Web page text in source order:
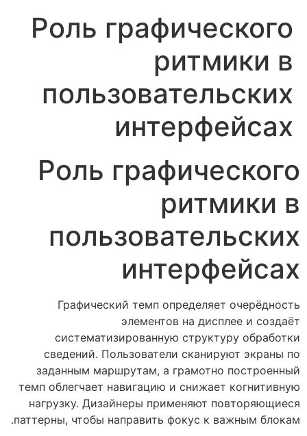
Роль графического
ритмики в
пользовательских
интерфейсах
Роль графического
ритмики в
пользовательских
интерфейсах
Графический темп определяет очерёдность
элементов на дисплее и создаёт
систематизированную структуру обработки
сведений. Пользователи сканируют экраны по
заданным маршрутам, а грамотно построенный
темп облегчает навигацию и снижает когнитивную
нагрузку. Дизайнеры применяют повторяющиеся
паттерны, чтобы направить фокус к важным блокам.